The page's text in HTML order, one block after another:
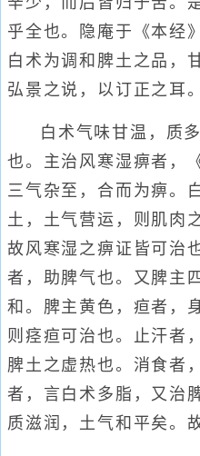
乎全也。隐庵于《本经
白术为调和脾土之品，
弘景之说，以订正之耳
白术气味甘温，质
也。主治风寒湿痹者，
三气杂至，合而为痹。
土，土气营运，则肌肉
故风寒湿之痹证皆可治
者，助脾气也。又脾主
和。脾主黄色，疸者，
则痉疸可治也。止汗者
脾土之虚热也。消食者
者，言白术多脂，又治
质滋润，土气和平矣。